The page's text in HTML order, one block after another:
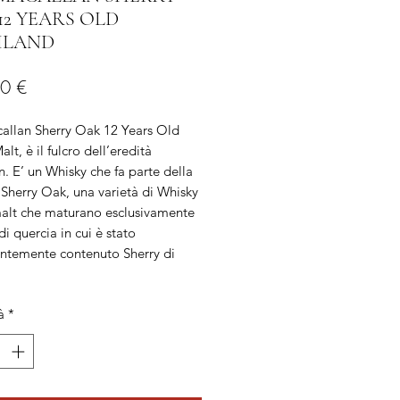
YEARS OLD
€Prezzo
Sherry Oak 12 Years Old
è il fulcro dell’eredità
E’ un Whisky che fa parte della
Oak, una varietà di Whisky
che maturano esclusivamente
quercia in cui è stato
contenuto Sherry di
*